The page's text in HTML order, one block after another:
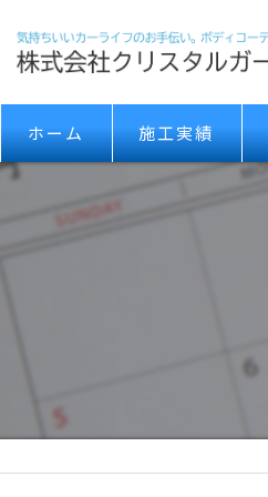
ホーム 施工実績